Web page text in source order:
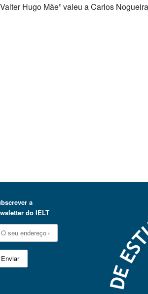
Hugo Mãe” valeu a Carlos
a
do IELT